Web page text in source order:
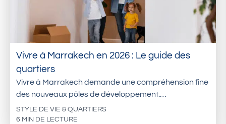
Vivre à Marrakech en 2026 : Le guide des
quartiers
Vivre à Marrakech demande une compréhension fine
des nouveaux pôles de développement.…
STYLE DE VIE & QUARTIERS
6 MIN DE LECTURE